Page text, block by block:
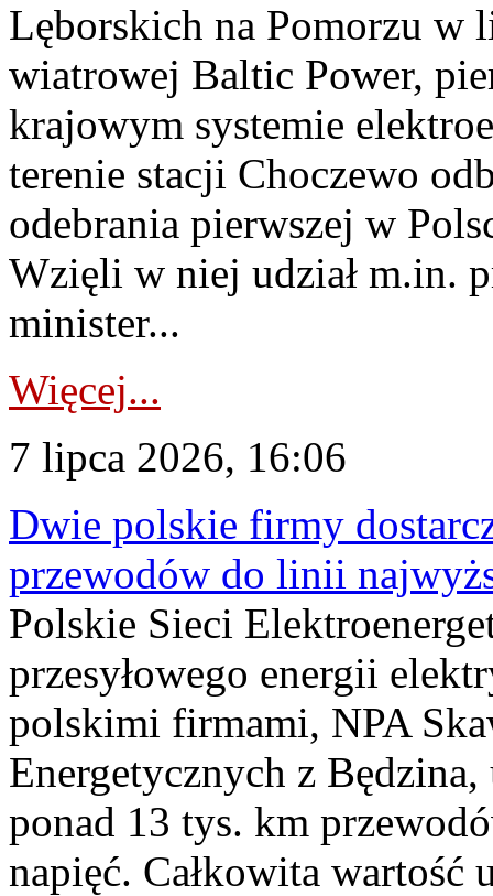
Lęborskich na Pomorzu w
wiatrowej Baltic Power,
krajowym systemie
terenie stacji Choczewo
odebrania pierwszej w
Wzięli w niej udział m.in.
minister...
Więcej...
7 lipca 2026, 16:06
Dwie polskie firmy
przewodów do linii
Polskie Sieci
przesyłowego energii
polskimi firmami, NPA
Energetycznych z
ponad 13 tys. km
napięć. Całkowita